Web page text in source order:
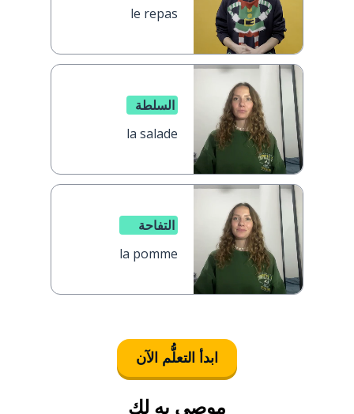
le repas
السلطة
la salade
التفاحة
la pomme
ابدأ التعلُّم الآن
موصى به لك